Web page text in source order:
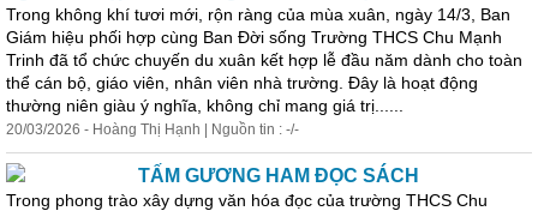
Trong không khí tươi mới, rộn ràng của mùa xuân, ngày 14/3, Ban
Giám hiệu phối hợp cùng Ban Đời sống Trường THCS Chu Mạnh
Trinh đã tổ chức chuyến du xuân kết hợp lễ đầu năm dành cho toàn
thể cán bộ, giáo viên, nhân viên nhà trường. Đây là hoạt động
thường niên giàu ý nghĩa, không chỉ mang giá trị......
20/03/2026 - Hoàng Thị Hạnh | Nguồn tin : -/-
TẤM GƯƠNG HAM ĐỌC SÁCH
Trong phong trào xây dựng văn hóa đọc của trường THCS Chu